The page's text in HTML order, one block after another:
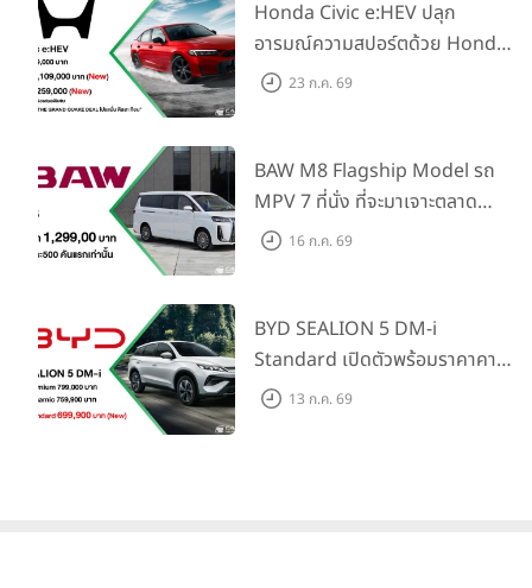
Honda Civic e:HEV ปลุก
อารมณ์ความสปอร์ตด้วย Honda
S+ Shift ครั้งแรกในไทย! พร้อม
เพียงจองภายใน 31 ก.ค. 2569
รับบัตรน้ำมันมูลค่า 10,000 บาท
23 ก.ค. 69
BAW M8 Flagship Model รถ
MPV 7 ที่นั่ง ที่จะมาเจาะตลาด
ครอบครัวและองค์กรยุคใหม่ เปิด
16 ก.ค. 69
BYD SEALION 5 DM-i
Standard เปิดตัวพร้อมราคาคาด
การณ์ 699,900 บาท รุ่นย่อย
13 ก.ค. 69